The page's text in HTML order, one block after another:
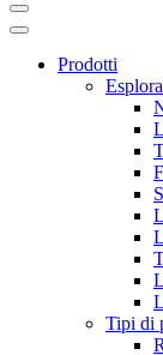
Prodotti
Tipi di